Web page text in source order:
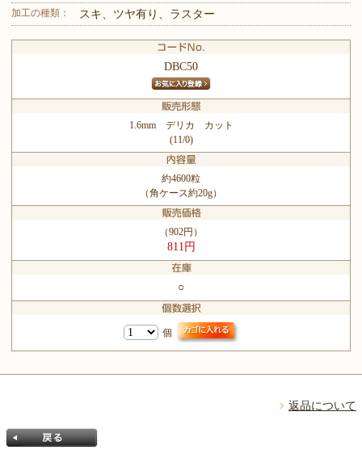
加工の種類： スキ、ツヤ有り、ラスター
DBC50
1.6mm デリカ カット
(11/0)
約4600粒
（角ケース約20g）
（902円）
811円
○
個
返品について